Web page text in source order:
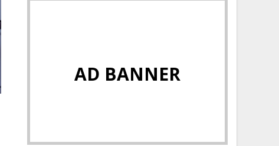
AD BANNER